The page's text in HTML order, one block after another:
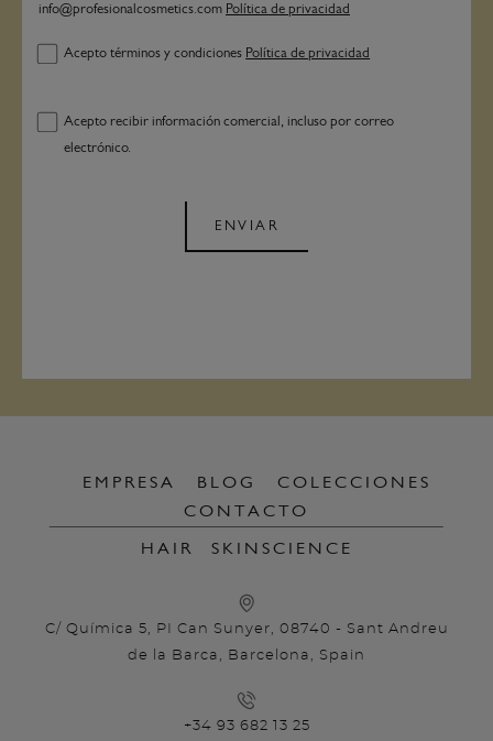
info@profesionalcosmetics.com Política de privacidad
Acepto términos y condiciones Política de privacidad
Acepto recibir información comercial, incluso por correo
electrónico.
ENVIAR
EMPRESA BLOG
COLECCIONES
CONTACTO
HAIR SKINSCIENCE
C/ Química 5, PI Can Sunyer, 08740 - Sant Andreu
de la Barca, Barcelona, Spain
+34 93 682 13 25